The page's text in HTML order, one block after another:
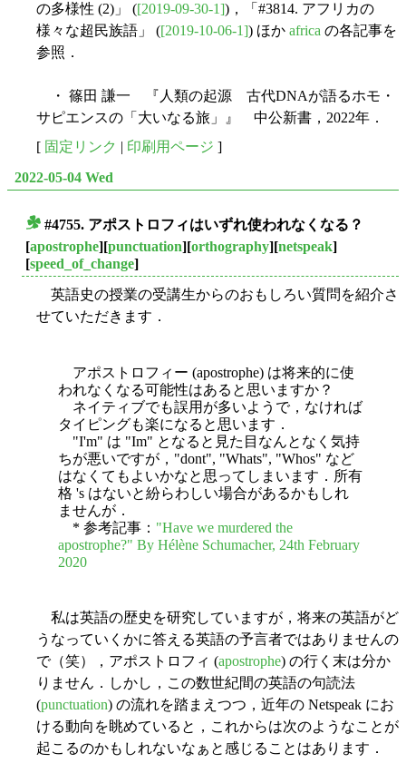
の多様性 (2)」 ([2019-09-30-1])，「#3814. アフリカの
様々な超民族語」 ([2019-10-06-1]) ほか africa の各記事を
参照．
・ 篠田 謙一 『人類の起源 古代DNAが語るホモ・
サピエンスの「大いなる旅」』 中公新書，2022年．
[ 固定リンク | 印刷用ページ ]
2022-05-04 Wed
#4755. アポストロフィはいずれ使われなくなる？
[apostrophe][punctuation][orthography][netspeak]
[speed_of_change]
英語史の授業の受講生からのおもしろい質問を紹介さ
せていただきます．
アポストロフィー (apostrophe) は将来的に使
われなくなる可能性はあると思いますか？
ネイティブでも誤用が多いようで，なければ
タイピングも楽になると思います．
"I'm" は "Im" となると見た目なんとなく気持
ちが悪いですが，"dont", "Whats", "Whos" など
はなくてもよいかなと思ってしまいます．所有
格 's はないと紛らわしい場合があるかもしれ
ませんが．
* 参考記事： "Have we murdered the
apostrophe?" By Hélène Schumacher, 24th February
2020
私は英語の歴史を研究していますが，将来の英語がど
うなっていくかに答える英語の予言者ではありませんの
で（笑），アポストロフィ (apostrophe) の行く末は分か
りません．しかし，この数世紀間の英語の句読法
(punctuation) の流れを踏まえつつ，近年の Netspeak にお
ける動向を眺めていると，これからは次のようなことが
起こるのかもしれないなぁと感じることはあります．